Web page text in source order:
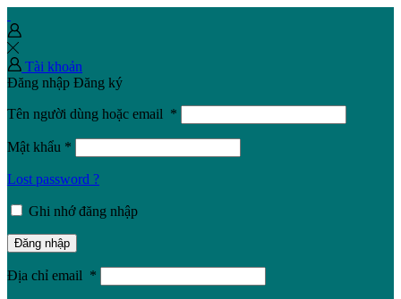
Tài khoản
Đăng nhập Đăng ký
Tên người dùng hoặc email *
Mật khẩu *
Lost password ?
Ghi nhớ đăng nhập
Đăng nhập
Địa chỉ email *